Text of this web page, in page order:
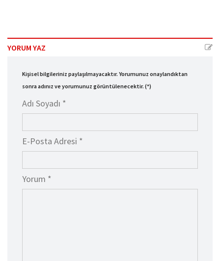
YORUM YAZ
Kişisel bilgileriniz paylaşılmayacaktır. Yorumunuz onaylandıktan
sonra adınız ve yorumunuz görüntülenecektir. (*)
Adı Soyadı *
E-Posta Adresi *
Yorum *